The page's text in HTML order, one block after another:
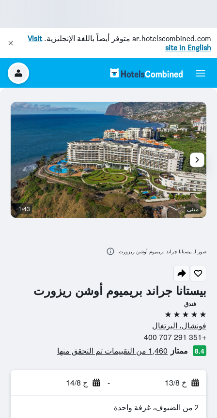
ar.hotelscombined.com متوفر أيضاً باللغة الإنجليزية.Visit
site in English
بيستانا جراند بريميوم أوشن ريزورت
فندق
5 نجوم
فونشال، البرتغال
+351 291 707 400
8.4 ممتاز 1,460 من التقييمات تم التحقق منها
خ 13/8 - ج 14/8
2 من الضيوف، غرفة واحدة
مبنى 1/43
صور لـ بيستانا جراند بريميوم أوشن ريزورت